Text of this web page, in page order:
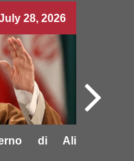
28, 2026
di Ali